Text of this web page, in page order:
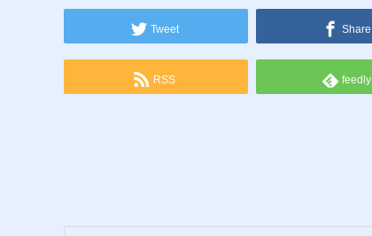
Tweet Share
RSS feedly